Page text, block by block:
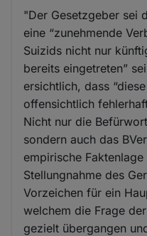
"Der Gesetzgeber sei
eine “zunehmende
Suizids nicht nur
bereits eingetreten”
ersichtlich, dass
offensichtlich
Nicht nur die
sondern auch das
empirische
Stellungnahme des
Vorzeichen für ein
welchem die Frage
gezielt übergangen